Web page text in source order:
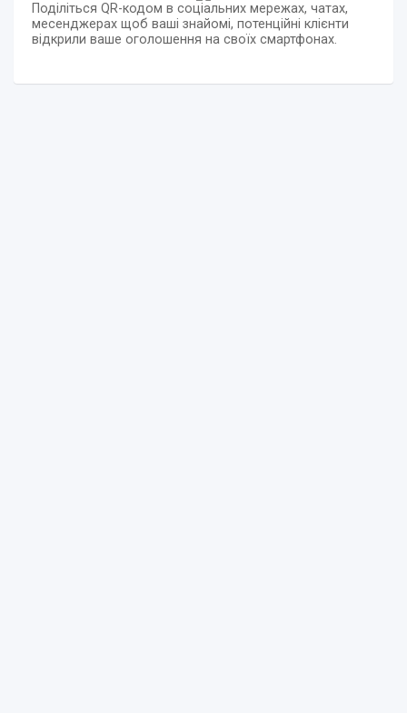
Поділіться QR-кодом в соціальних мережах, чатах,
месенджерах щоб ваші знайомі, потенційні клієнти
відкрили ваше оголошення на своїх смартфонах.